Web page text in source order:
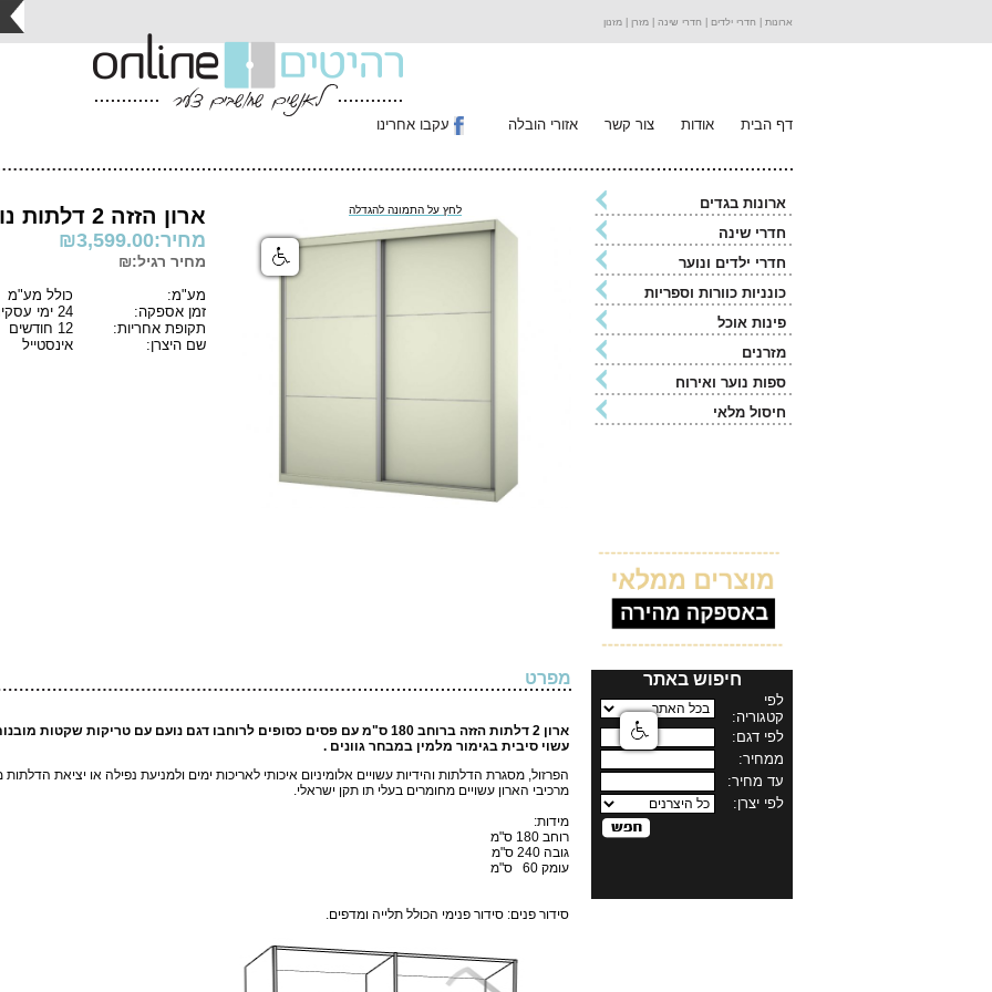
ארונות | חדרי ילדים | חדרי שינה | מזרן | מזנון
דף הבית אודות צור קשר אזורי הובלה עקבו אחרינו
ארונות בגדים
חדרי שינה
חדרי ילדים ונוער
כונניות כוורות וספריות
פינות אוכל
מזרנים
ספות נוער ואירוח
חיסול מלאי
חיפוש באתר
לחץ על התמונה להגדלה ארון הזזה 2 דלתות נועם 180
מחיר: ₪3,599.00
מחיר רגיל:₪
מע"מ:
זמן אספקה:
תקופת אחריות:
שם היצרן:
כולל מע"מ
24 ימי עסקים
12 חודשים
אינסטייל
מפרט
ארון 2 דלתות הזזה ברוחב 180 ס"מ עם פסים כסופים לרוחבו דגם נועם עם טריקות שקטות
עשוי סיבית בגימור מלמין במבחר גוונים .
הפרזול, מסגרת הדלתות והידיות עשויים אלומיניום איכותי לאריכות ימים ולמניעת נפילה או יציאת
מרכיבי הארון עשויים מחומרים בעלי תו תקן ישראלי.
מידות:
רוחב 180 ס"מ
גובה 240 ס"מ
עומק 60 ס"מ
סידור פנים: סידור פנימי הכולל תלייה ומדפים.